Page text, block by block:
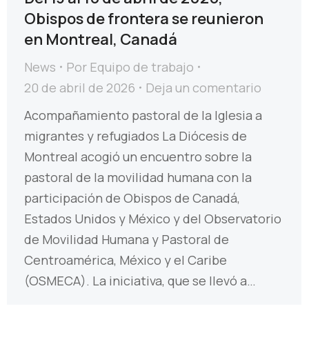
Obispos de frontera se reunieron
en Montreal, Canadá
News Por Equipo de trabajo
20 de abril de 2026
Deja un comentario
Acompañamiento pastoral de la Iglesia a
migrantes y refugiados La Diócesis de
Montreal acogió un encuentro sobre la
pastoral de la movilidad humana con la
participación de Obispos de Canadá,
Estados Unidos y México y del Observatorio
de Movilidad Humana y Pastoral de
Centroamérica, México y el Caribe
(OSMECA). La iniciativa, que se llevó a…